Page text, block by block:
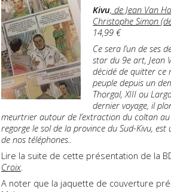
Kivu, de Jean Van
Christophe Simon
14,99 €
Ce sera l’un de ses
star du 9e art, Jean
décidé de quitter ce
peuple depuis un
Thorgal, XIII ou
dernier voyage, il
meurtrier autour de l’extraction du coltan
regorge le sol de la province du Sud-Kivu,
de nos téléphones..
Lire la suite de cette présentation de la
Croix.
A noter que la jaquette de couverture